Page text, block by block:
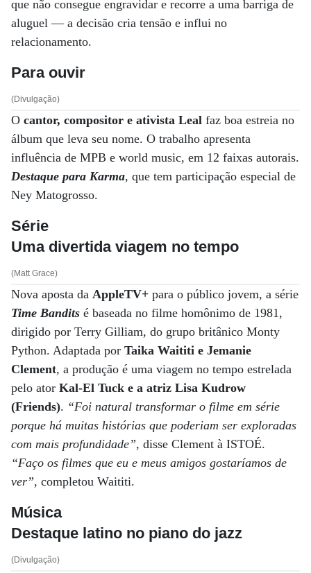
que não consegue engravidar e recorre a uma barriga de
aluguel — a decisão cria tensão e influi no
relacionamento.
Para ouvir
(Divulgação)
O cantor, compositor e ativista Leal faz boa estreia no
álbum que leva seu nome. O trabalho apresenta
influência de MPB e world music, em 12 faixas autorais.
Destaque para Karma, que tem participação especial de
Ney Matogrosso.
Série
Uma divertida viagem no tempo
(Matt Grace)
Nova aposta da AppleTV+ para o público jovem, a série
Time Bandits é baseada no filme homônimo de 1981,
dirigido por Terry Gilliam, do grupo britânico Monty
Python. Adaptada por Taika Waititi e Jemanie
Clement, a produção é uma viagem no tempo estrelada
pelo ator Kal-El Tuck e a atriz Lisa Kudrow
(Friends). “Foi natural transformar o filme em série
porque há muitas histórias que poderiam ser exploradas
com mais profundidade”, disse Clement à ISTOÉ.
“Faço os filmes que eu e meus amigos gostaríamos de
ver”, completou Waititi.
Música
Destaque latino no piano do jazz
(Divulgação)